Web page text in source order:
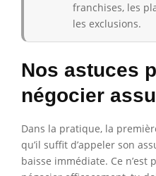
franchises, les
les exclusions.
Nos astuces
négocier
Dans la pratique, la
qu’il suffit d’appeler son
baisse immédiate. Ce n’est